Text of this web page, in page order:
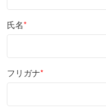
氏名*
フリガナ*